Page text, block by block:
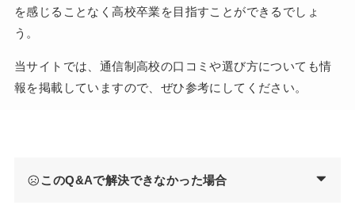
を感じることなく高校卒業を目指すことができるでしょ
う。
当サイトでは、通信制高校の口コミや選び方についても情
報を掲載していますので、ぜひ参考にしてください。
このQ&Aで解決できなかった場合